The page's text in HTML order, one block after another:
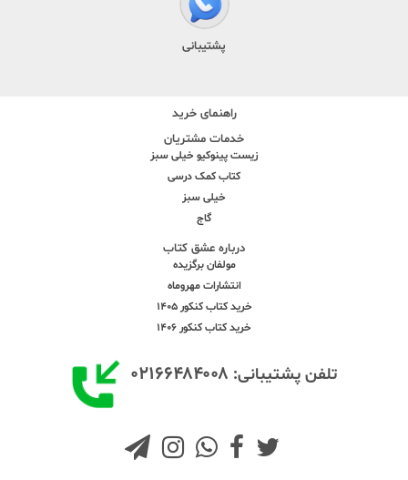
پشتیبانی
راهنمای خرید
خدمات مشتریان
زیست پینوکیو خیلی سبز
کتاب کمک درسی
خیلی سبز
گاج
درباره عشق کتاب
مولفان برگزیده
انتشارات مهروماه
خرید کتاب کنکور 1405
خرید کتاب کنکور 1406
تلفن پشتیبانی: ۰۲۱۶۶۴۸۴۰۰۸